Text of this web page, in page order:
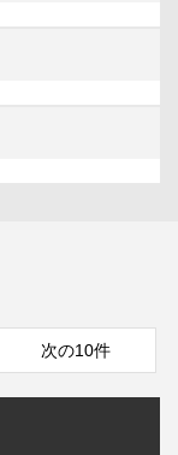
次の10件